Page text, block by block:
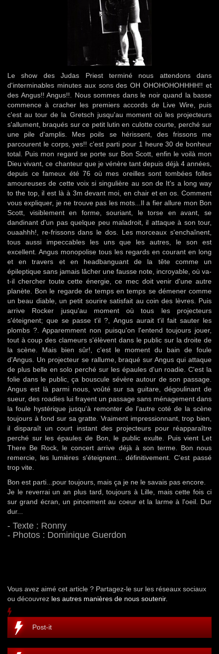
Le show des Judas Priest terminé nous attendons dans
d'interminables minutes aux sons des OH OHOHOHOHHHH!! et
des Angus!! Angus!!. Nous sommes dans le noir quand la basse
commence à cracher les premiers accords de Live Wire, puis
c'est au tour de la Gretsch jusqu'au moment où les projecteurs
s'allument, braqués sur ce petit lutin en culotte courte, perché sur
une pile d'amplis. Mes poils se hérissent, des frissons me
parcourent le corps, yes!! c'est parti pour 1 heure 30 de bonheur
total. Puis mon regard se porte sur Bon Scott, enfin le voilà mon
Dieu vivant, ce chanteur que je vénère tant depuis déjà 4 années,
depuis ce fameux été 76 où mes oreilles sont tombées folles
amoureuses de cette voix si singulière au son de It's a long way
to the top, il est là à 3m devant moi, en chair et en os. Comment
vous expliquer, je ne trouve pas les mots...Il a fier allure mon Bon
Scott, visiblement en forme, souriant, le torse en avant, se
dandinant d'un pas quelque peu maladroit, il attaque à son tour,
ouaahhh!, re-frissons dans le dos. Les morceaux s'enchaînent,
tous aussi impeccables les uns que les autres, le son est
excellent. Angus monopolise tous les regards en courant en long
et en travers et en headbanguant de la tête comme un
épileptique sans jamais lâcher une fausse note, incroyable, où va-
t-il chercher toute cette énergie, ce mec doit venir d'une autre
planète. Bon le regarde de temps en temps se démener comme
un beau diable, un petit sourire satisfait au coin des lèvres. Puis
arrive Rocker jusqu'au moment où tous les projecteurs
s'éteignent; que se passe t'il ?, Angus aurait t'il fait sauter les
plombs ?. Apparemment non puisqu'on l'entend toujours jouer,
tout à coup des clameurs s'élèvent dans le public sur la droite de
la scène. Mais bien sûr!, c'est le moment du bain de foule
d'Angus. Un projecteur se rallume, braqué sur Angus qui attaque
de plus belle en solo perché sur les épaules d'un roadie. C'est la
folie dans le public, ça bouscule sévère autour de son passage.
Angus est là parmi nous, voûté sur sa guitare, dégoulinant de
sueur, des roadies lui frayent un passage sans ménagement dans
la foule hystérique jusqu'à remonter de l'autre coté de la scène
toujours à fond sur sa gratte. Vraiment impressionnant, trop bien,
il disparaît un court instant des projecteurs pour réapparaître
perché sur les épaules de Bon, le public exulte. Puis vient Let
There Be Rock, le concert arrive déjà à son terme. Bon nous
remercie, les lumières s'éteignent... définitivement. C'est passé
trop vite.
Bon est parti...pour toujours, mais ça je ne le savais pas encore.
Je le reverrai un an plus tard, toujours à Lille, mais cette fois ci
sur grand écran, un pincement au coeur et la larme à l'oeil. Dur
dur...
- Texte : Ronny
- Photos : Dominique Guerdon
Vous avez aimé cet article ? Partagez-le sur les réseaux sociaux
ou découvrez les autres manières de nous soutenir.
Post-it